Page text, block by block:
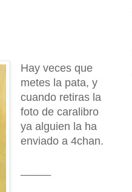
Hay veces que
metes la pata, y
cuando retiras la
foto de caralibro
ya alguien la ha
enviado a 4chan.